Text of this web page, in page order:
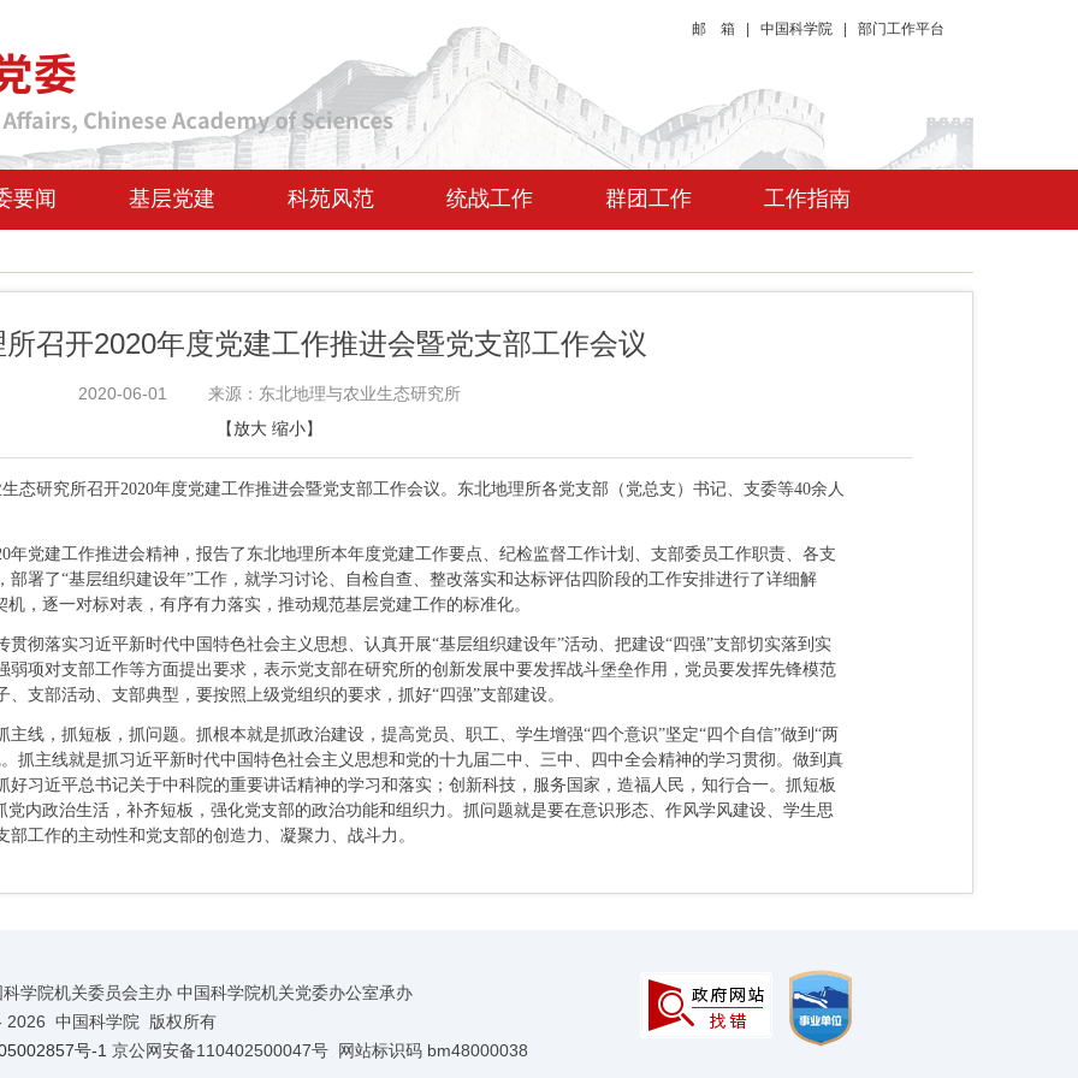
邮 箱 中国科学院 部门工作平台
要闻 基层党建 科苑风范 统战工作 群团工作 工作指南
召开2020年度党建工作推进会暨党支部工作会议
2020-06-01
来源：东北地理与农业生态研究所
【放大 缩小】
研究所召开2020年度党建工作推进会暨党支部工作会议。东北地理所各党支部（党总支）书记、支委等40余人
建工作推进会精神，报告了东北地理所本年度党建工作要点、纪检监督工作计划、支部委员工作职责、各支
署了“基层组织建设年”工作，就学习讨论、自检自查、整改落实和达标评估四阶段的工作安排进行了详细解
，逐一对标对表，有序有力落实，推动规范基层党建工作的标准化。
落实习近平新时代中国特色社会主义思想、认真开展“基层组织建设年”活动、把建设“四强”支部切实落到实
弱项对支部工作等方面提出要求，表示党支部在研究所的创新发展中要发挥战斗堡垒作用，党员要发挥先锋模范
支部活动、支部典型，要按照上级党组织的要求，抓好“四强”支部建设。
，抓短板，抓问题。抓根本就是抓政治建设，提高党员、职工、学生增强“四个意识”坚定“四个自信”做到“两
抓主线就是抓习近平新时代中国特色社会主义思想和党的十九届二中、三中、四中全会精神的学习贯彻。做到真
好习近平总书记关于中科院的重要讲话精神的学习和落实；创新科技，服务国家，造福人民，知行合一。抓短板
党内政治生活，补齐短板，强化党支部的政治功能和组织力。抓问题就是要在意识形态、作风学风建设、学生思
工作的主动性和党支部的创造力、凝聚力、战斗力。
学院机关委员会主办 中国科学院机关党委办公室承办
2026 中国科学院 版权所有
号-1 京公网安备110402500047号 网站标识码 bm48000038